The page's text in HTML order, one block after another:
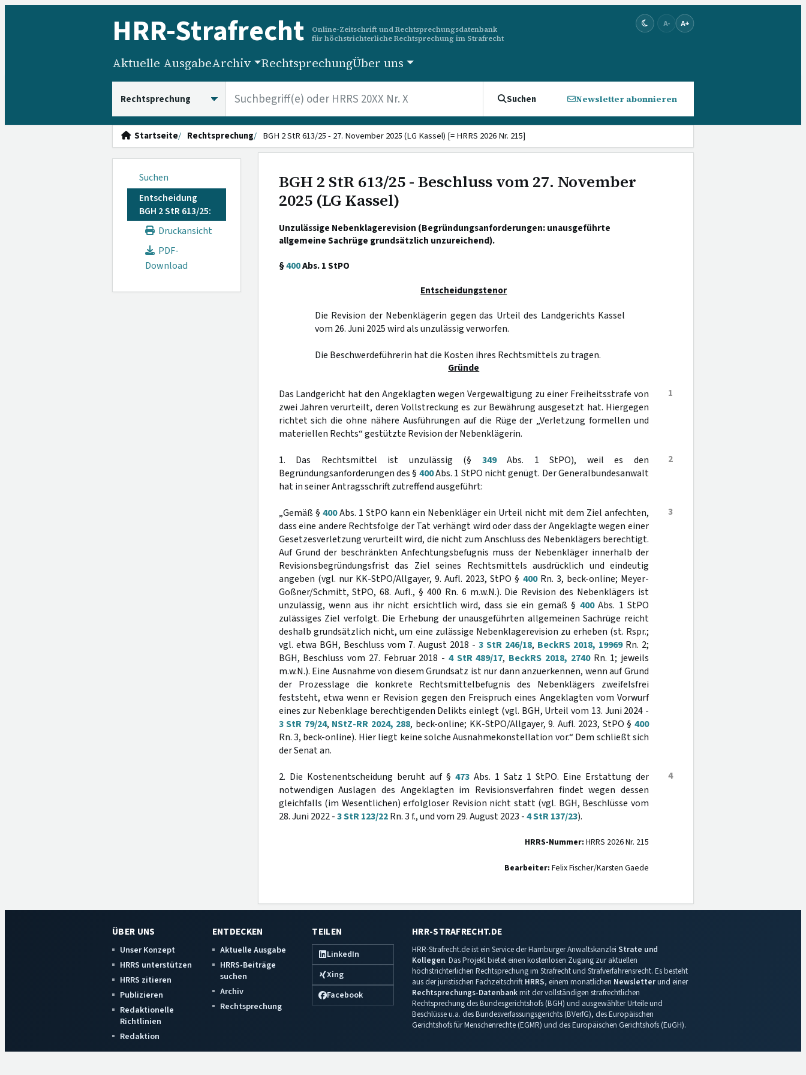
HRR-Strafrecht
Online-Zeitschrift und Rechtsprechungsdatenbank
für höchstrichterliche Rechtsprechung im Strafrecht
A- A+
Aktuelle AusgabeArchiv RechtsprechungÜber uns
Suchen Newsletter abonnieren
Startseite Rechtsprechung BGH 2 StR 613/25 - 27. November 2025 (LG Kassel) [= HRRS 2026 Nr. 215]
Suchen
Entscheidung
BGH 2 StR 613/25:
Druckansicht
PDF-
Download
BGH 2 StR 613/25 - Beschluss vom 27. November
2025 (LG Kassel)
Unzulässige Nebenklagerevision (Begründungsanforderungen: unausgeführte
allgemeine Sachrüge grundsätzlich unzureichend).
§400Abs. 1 StPO
Entscheidungstenor
Die Revision der Nebenklägerin gegen das Urteil des Landgerichts Kassel
vom 26. Juni 2025 wird als unzulässig verworfen.
Die Beschwerdeführerin hat die Kosten ihres Rechtsmittels zu tragen.
Gründe
1
Das Landgericht hat den Angeklagten wegen Vergewaltigung zu einer Freiheitsstrafe von
zwei Jahren verurteilt, deren Vollstreckung es zur Bewährung ausgesetzt hat. Hiergegen
richtet sich die ohne nähere Ausführungen auf die Rüge der „Verletzung formellen und
materiellen Rechts“ gestützte Revision der Nebenklägerin.
2
1. Das Rechtsmittel ist unzulässig (§ 349Abs. 1 StPO), weil es den
Begründungsanforderungen des § 400Abs. 1 StPO nicht genügt. Der Generalbundesanwalt
hat in seiner Antragsschrift zutreffend ausgeführt:
3
„Gemäß § 400Abs. 1 StPO kann ein Nebenkläger ein Urteil nicht mit dem Ziel anfechten,
dass eine andere Rechtsfolge der Tat verhängt wird oder dass der Angeklagte wegen einer
Gesetzesverletzung verurteilt wird, die nicht zum Anschluss des Nebenklägers berechtigt.
Auf Grund der beschränkten Anfechtungsbefugnis muss der Nebenkläger innerhalb der
Revisionsbegründungsfrist das Ziel seines Rechtsmittels ausdrücklich und eindeutig
angeben (vgl. nur KK-StPO/Allgayer, 9. Aufl. 2023, StPO § 400Rn. 3, beck-online; Meyer-
Goßner/Schmitt, StPO, 68. Aufl., § 400 Rn. 6 m.w.N.). Die Revision des Nebenklägers ist
unzulässig, wenn aus ihr nicht ersichtlich wird, dass sie ein gemäß § 400Abs. 1 StPO
zulässiges Ziel verfolgt. Die Erhebung der unausgeführten allgemeinen Sachrüge reicht
deshalb grundsätzlich nicht, um eine zulässige Nebenklagerevision zu erheben (st. Rspr.;
vgl. etwa BGH, Beschluss vom 7. August 2018 - 3 StR 246/18, BeckRS 2018, 19969Rn. 2;
BGH, Beschluss vom 27. Februar 2018 - 4 StR 489/17, BeckRS 2018, 2740Rn. 1; jeweils
m.w.N.). Eine Ausnahme von diesem Grundsatz ist nur dann anzuerkennen, wenn auf Grund
der Prozesslage die konkrete Rechtsmittelbefugnis des Nebenklägers zweifelsfrei
feststeht, etwa wenn er Revision gegen den Freispruch eines Angeklagten vom Vorwurf
eines zur Nebenklage berechtigenden Delikts einlegt (vgl. BGH, Urteil vom 13. Juni 2024 -
3 StR 79/24, NStZ-RR 2024, 288, beck-online; KK-StPO/Allgayer, 9. Aufl. 2023, StPO §400
Rn. 3, beck-online). Hier liegt keine solche Ausnahmekonstellation vor.“ Dem schließt sich
der Senat an.
4
2. Die Kostenentscheidung beruht auf § 473Abs. 1 Satz 1 StPO. Eine Erstattung der
notwendigen Auslagen des Angeklagten im Revisionsverfahren findet wegen dessen
gleichfalls (im Wesentlichen) erfolgloser Revision nicht statt (vgl. BGH, Beschlüsse vom
28. Juni 2022 -3 StR 123/22Rn. 3 f., und vom 29. August 2023 -4 StR 137/23).
HRRS-Nummer: HRRS 2026 Nr. 215
Bearbeiter: Felix Fischer/Karsten Gaede
ÜBER UNS
Unser Konzept
HRRS unterstützen
HRRS zitieren
Publizieren
Redaktionelle
Richtlinien
Redaktion
ENTDECKEN
Aktuelle Ausgabe
HRRS-Beiträge
suchen
Archiv
Rechtsprechung
TEILEN
LinkedIn
Xing
Facebook
HRR-STRAFRECHT.DE
HRR-Strafrecht.de ist ein Service der Hamburger Anwaltskanzlei Strate und
Kollegen. Das Projekt bietet einen kostenlosen Zugang zur aktuellen
höchstrichterlichen Rechtsprechung im Strafrecht und Strafverfahrensrecht. Es besteht
aus der juristischen Fachzeitschrift HRRS, einem monatlichen Newsletterund einer
Rechtsprechungs-Datenbankmit der vollständigen strafrechtlichen
Rechtsprechung des Bundesgerichtshofs (BGH) und ausgewählter Urteile und
Beschlüsse u.a. des Bundesverfassungsgerichts (BVerfG), des Europäischen
Gerichtshofs für Menschenrechte (EGMR) und des Europäischen Gerichtshofs (EuGH).